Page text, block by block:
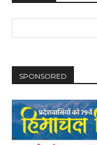
SPONSORED